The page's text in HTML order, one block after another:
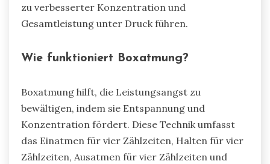
zu verbesserter Konzentration und
Gesamtleistung unter Druck führen.
Wie funktioniert Boxatmung?
Boxatmung hilft, die Leistungsangst zu
bewältigen, indem sie Entspannung und
Konzentration fördert. Diese Technik umfasst
das Einatmen für vier Zählzeiten, Halten für vier
Zählzeiten, Ausatmen für vier Zählzeiten und